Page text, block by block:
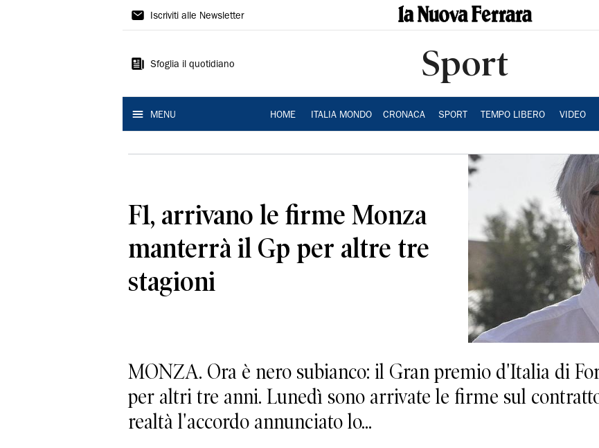
La
Ferrara
Iscriviti alle Newsletter
Sfoglia il quotidiano Sport
MENU HOME ITALIA MONDO CRONACA SPORT TEMPO LIBERO VIDEO
F1, arrivano le firme Monza
manterrà il Gp per altre tre
stagioni
MONZA. Ora è nero subianco: il Gran premio d'Italia di
per altri tre anni. Lunedì sono arrivate le firme sul
realtà l'accordo annunciato lo...